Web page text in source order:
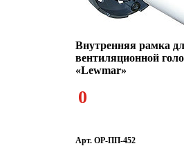
Внутренняя рамка
вентиляционной
«Lewmar»
0
Арт. ОР-ПП-452